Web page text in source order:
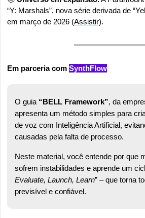
“Y: Marshals”, nova série derivada de
em março de 2026 (Assistir).
Em parceria com SynthFlow
O guia “BELL Framework”, da
apresenta um método simples para
de voz com Inteligência Artificial,
causadas pela falta de processo.
Neste material, você entende por que
sofrem instabilidades e aprende um
Evaluate, Launch, Learn” – que torna
previsível e confiável.